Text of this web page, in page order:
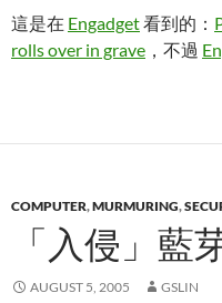
這是在 Engadget看到的：
rolls over in grave ，不過
COMPUTER,MURMURING,
「入侵」藍
AUGUST 5, 2005 GSLIN